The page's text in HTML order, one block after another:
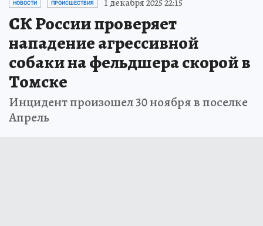
НОВОСТИ ПРОИСШЕСТВИЯ 1 декабря 2025 22:15
СК России проверяет
нападение агрессивной
собаки на фельдшера скорой в
Томске
Инцидент произошел 30 ноября в поселке
Апрель